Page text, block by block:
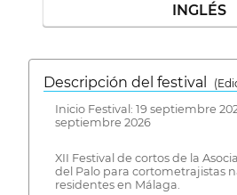
INGLÉS
Descripción del festival
(
Inicio Festival: 19 septiembre
septiembre 2026
XII Festival de cortos de la
del Palo para cortometrajistas
residentes en Málaga.